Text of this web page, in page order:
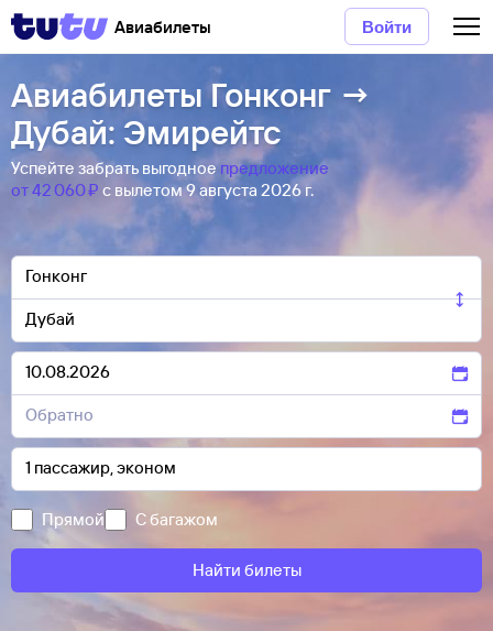
Авиабилеты Войти
Авиабилеты Гонконг →
Дубай: Эмирейтс
Успейте забрать выгодноепредложение
от 42 ⁠060 ⁠₽ с вылетом 9 августа 2026 г.
Прямой С багажом
Найти билеты